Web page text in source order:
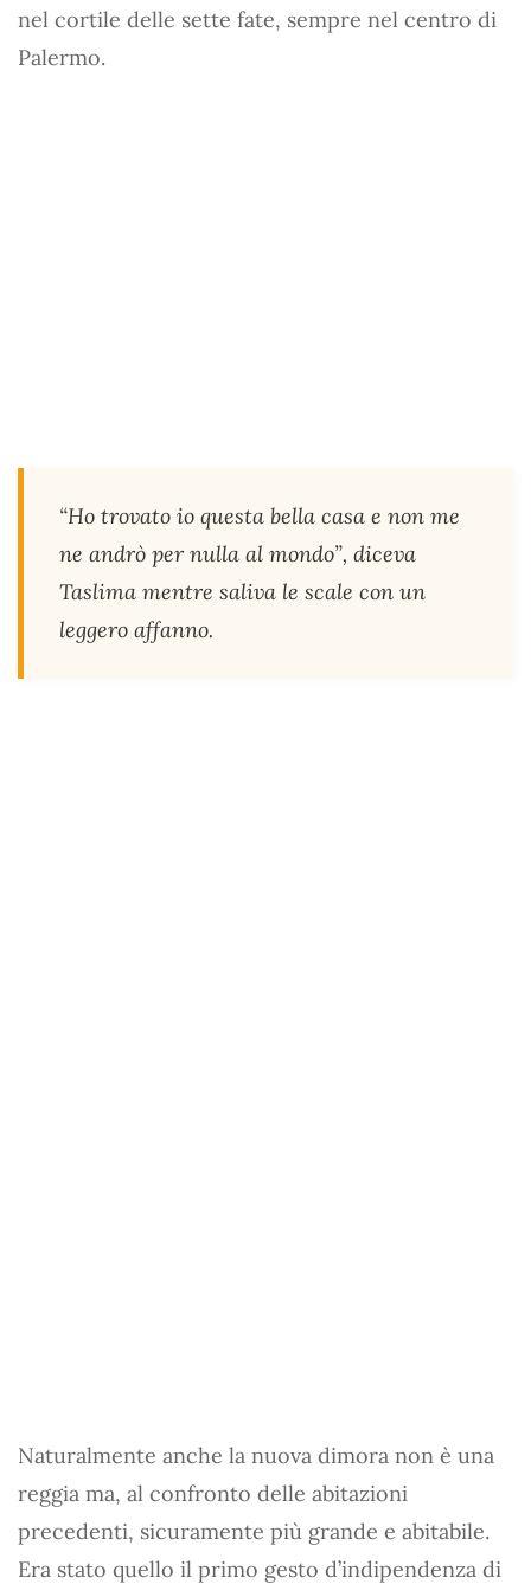
nel cortile delle sette fate, sempre nel centro di
Palermo.
“Ho trovato io questa bella casa e non me
ne andrò per nulla al mondo”, diceva
Taslima mentre saliva le scale con un
leggero affanno.
Naturalmente anche la nuova dimora non è una
reggia ma, al confronto delle abitazioni
precedenti, sicuramente più grande e abitabile.
Era stato quello il primo gesto d’indipendenza di